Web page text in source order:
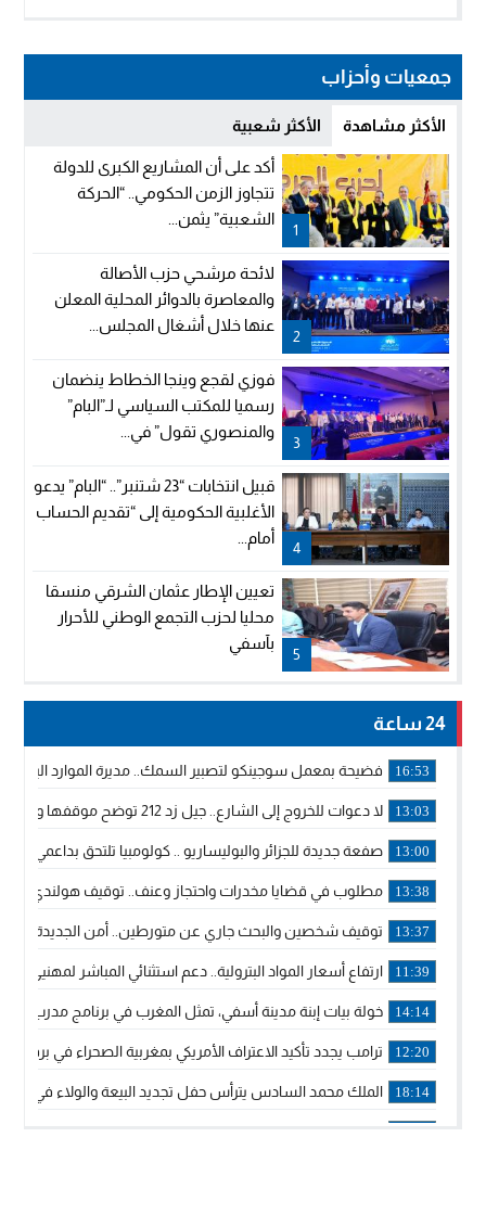
جمعيات وأحزاب
الأكثر مشاهدة الأكثر شعبية
1
أكد على أن المشاريع الكبرى للدولة
تتجاوز الزمن الحكومي.. “الحركة
الشعبية” يثمن...
2
لائحة مرشحي حزب الأصالة
والمعاصرة بالدوائر المحلية المعلن
عنها خلال أشغال المجلس...
3
فوزي لقجع وينجا الخطاط ينضمان
رسميا للمكتب السياسي لـ”البام”
والمنصوري تقول” في...
4
قبيل انتخابات “23 شتنبر”.. “البام” يدعو
الأغلبية الحكومية إلى “تقديم الحساب
أمام...
5
تعيين الإطار عثمان الشرقي منسقا
محليا لحزب التجمع الوطني للأحرار
بآسفي
24 ساعة
16:53 فضيحة بمعمل سوجينكو لتصبير السمك.. مديرة الموارد
13:03 لا دعوات للخروج إلى الشارع.. جيل زد 212 توضح موقفها وتؤكد أن المنشورات المنسوبة إليها لا تمثل موقفها الرسمي.
13:00 صفعة جديدة للجزائر والبوليساريو .. كولومبيا تلتحق بداعمي
13:38 مطلوب في قضايا مخدرات واحتجاز وعنف.. توقيف هولندي
13:37 توقيف شخصين والبحث جاري عن متورطين.. أمن الجديدة يفك
11:39 ارتفاع أسعار المواد البترولية.. دعم استثنائي المباشر لمهنيي
14:14 خولة بيات إبنة مدينة أسفي، تمثل المغرب في برنامج مدرب
12:20 ترامب يجدد تأكيد الاعتراف الأمريكي بمغربية الصحراء في برقية
18:14 الملك محمد السادس يترأس حفل تجديد البيعة والولاء في